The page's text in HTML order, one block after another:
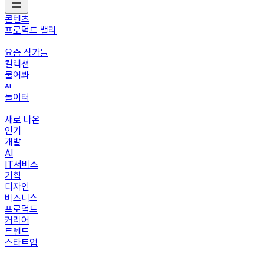
콘텐츠
프로덕트 밸리
요즘 작가들
컬렉션
물어봐
놀이터
새로 나온
인기
개발
AI
IT서비스
기획
디자인
비즈니스
프로덕트
커리어
트렌드
스타트업